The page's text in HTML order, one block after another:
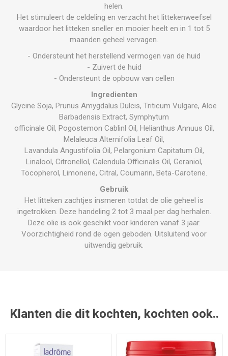
helen.
Het stimuleert de celdeling en verzacht het littekenweefsel
waardoor het litteken sneller en mooier heelt en in 1 tot 5
maanden geheel vervagen.
- Ondersteunt het herstellend vermogen van de huid
- Zuivert de huid
- Ondersteunt de opbouw van cellen
Ingredienten
Glycine Soja, Prunus Amygdalus Dulcis, Triticum Vulgare, Aloe
Barbadensis Extract, Symphytum
officinale Oil, Pogostemon Cablinl Oil, Helianthus Annuus Oil,
Melaleuca Alternifolia Leaf Oil,
Lavandula Angustifolia Oil, Pelargonium Capitatum Oil,
Linalool, Citronellol, Calendula Officinalis Oil, Geraniol,
Tocopherol, Limonene, Citral, Coumarin, Beta-Carotene.
Gebruik
Het litteken zachtjes insmeren totdat de olie geheel is
ingetrokken. Deze handeling 2 tot 3 maal per dag herhalen.
Deze olie is ook geschikt voor kinderen vanaf 3 jaar.
Voorzichtigheid rond de ogen geboden. Uitsluitend voor
uitwendig gebruik.
Klanten die dit kochten, kochten ook..